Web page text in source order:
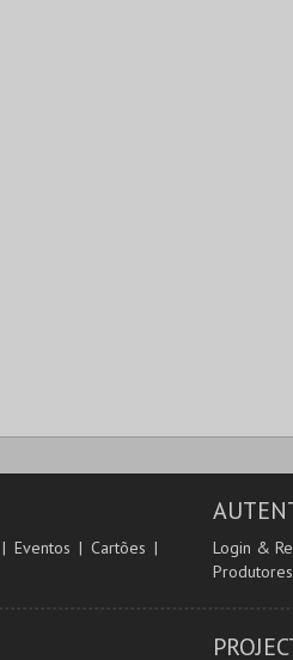
Eventos
Cartões
Login &
Produtores